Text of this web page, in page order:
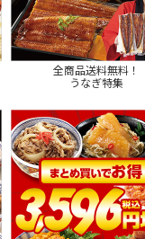
全商品送料無料！
うなぎ特集